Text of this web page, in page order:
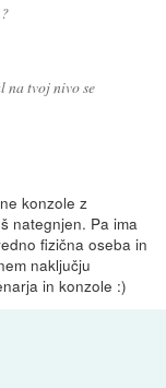
na tvoj nivo se
konzole z
nategnjen. Pa ima
fizična oseba in
naključju
in konzole :)